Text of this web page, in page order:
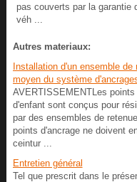
pas couverts par la garantie
véh ...
Autres materiaux:
Installation d'un ensemble de
moyen du système
AVERTISSEMENTLes
d'enfant sont conçus pour
par des ensembles de
points d'ancrage ne doivent
ceintur ...
Entretien général
Tel que prescrit dans le